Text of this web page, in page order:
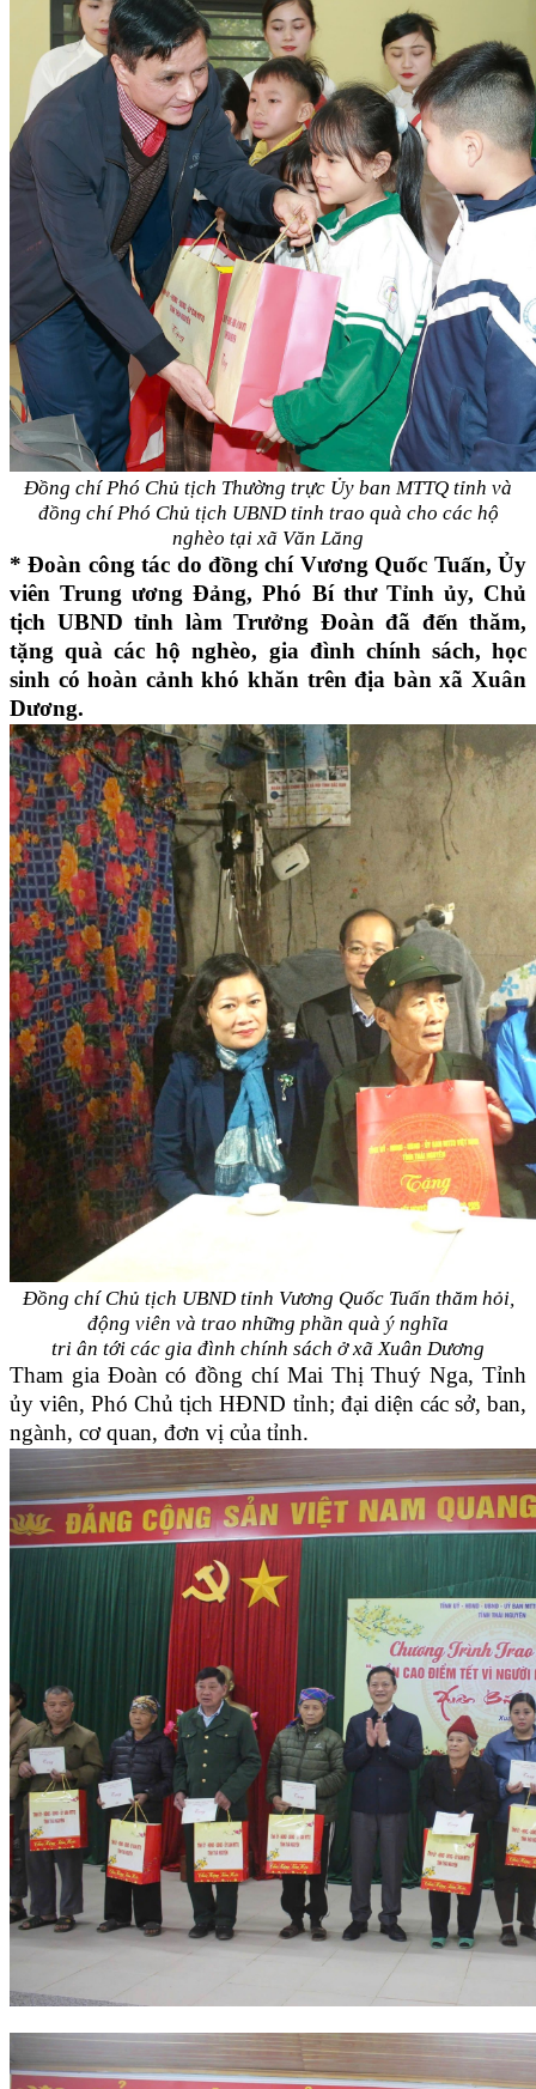
Đồng chí Phó Chủ tịch Thường trực Ủy ban MTTQ tỉnh và
đồng chí Phó Chủ tịch UBND tỉnh trao quà cho các hộ
nghèo tại xã Văn Lăng
* Đoàn công tác do đồng chí Vương Quốc Tuấn, Ủy
viên Trung ương Đảng, Phó Bí thư Tỉnh ủy, Chủ
tịch UBND tỉnh làm Trưởng Đoàn đã đến thăm,
tặng quà các hộ nghèo, gia đình chính sách, học
sinh có hoàn cảnh khó khăn trên địa bàn xã Xuân
Dương.
Đồng chí Chủ tịch UBND tỉnh Vương Quốc Tuấn thăm hỏi,
động viên và trao những phần quà ý nghĩa
tri ân tới các gia đình chính sách ở xã Xuân Dương
Tham gia Đoàn có đồng chí Mai Thị Thuý Nga, Tỉnh
ủy viên, Phó Chủ tịch HĐND tỉnh; đại diện các sở, ban,
ngành, cơ quan, đơn vị của tỉnh.